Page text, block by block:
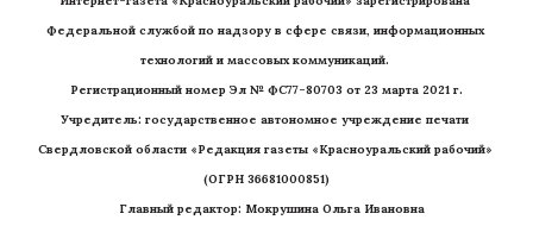
Федеральной службой по надзору в сфере связи, информационных
технологий и массовых коммуникаций.
Регистрационный номер Эл № ФС77-80703 от 23 марта 2021 г.
Учредитель: государственное автономное учреждение печати
Свердловской области «Редакция газеты «Красноуральский рабочий»
(ОГРН 36681000851)
   Главный редактор: Мокрушина Ольга Ивановна